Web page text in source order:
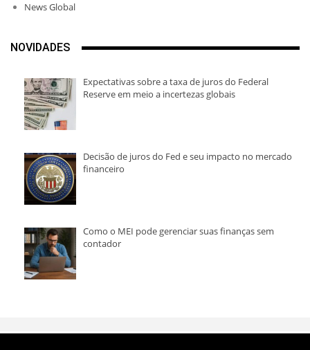
News Global
NOVIDADES
Expectativas sobre a taxa de juros do Federal
Reserve em meio a incertezas globais
Decisão de juros do Fed e seu impacto no mercado
financeiro
Como o MEI pode gerenciar suas finanças sem
contador